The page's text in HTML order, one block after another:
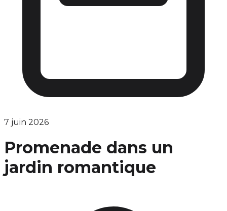
7 juin 2026
Promenade dans un
jardin romantique